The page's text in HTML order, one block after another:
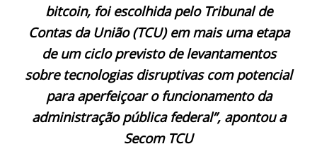
bitcoin, foi escolhida pelo Tribunal de
Contas da União (TCU) em mais uma etapa
de um ciclo previsto de levantamentos
sobre tecnologias disruptivas com potencial
para aperfeiçoar o funcionamento da
administração pública federal”, apontou a
Secom TCU